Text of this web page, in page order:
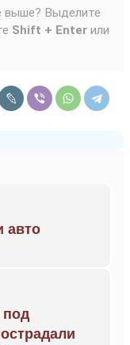
выше? Выделите
Shift + Enter или
авто
под